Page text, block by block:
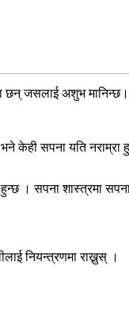
छन् जसलाई अशुभ मानिन्छ।
केही सपना यति
शास्त्रमा सपनाको
नियन्त्रणमा राख्नुस् ।